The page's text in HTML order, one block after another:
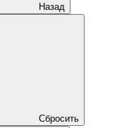
Назад
Сбросить